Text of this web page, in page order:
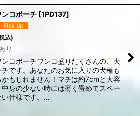
ンコポーチ [1PD137]
込)
り
ンコポーチワンコ盛りだくさんの、大
です。あなたのお気に入りの犬種も
もしれません！マチは約7cmと大容
身の少ない時には薄く畳めてスペー
い仕様です。…